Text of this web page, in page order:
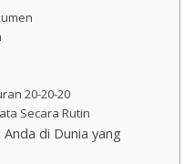
20-20-20
Secara Rutin
di Dunia yang